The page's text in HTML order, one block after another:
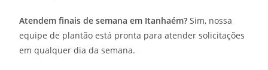
Atendem finais de semana em Itanhaém? Sim, nossa
equipe de plantão está pronta para atender solicitações
em qualquer dia da semana.